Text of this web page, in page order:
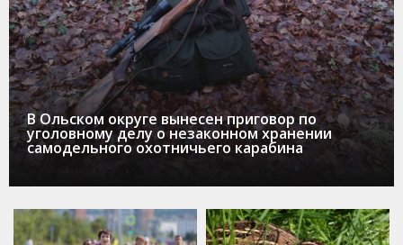
В Ольском округе вынесен приговор по
уголовному делу о незаконном хранении
самодельного охотничьего карабина